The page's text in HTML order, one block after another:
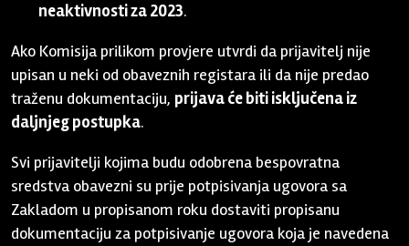
neaktivnosti za 2023.
Ako Komisija prilikom provjere utvrdi da prijavitelj nije
upisan u neki od obaveznih registara ili da nije predao
traženu dokumentaciju, prijava će biti isključena iz
daljnjeg postupka.
Svi prijavitelji kojima budu odobrena bespovratna
sredstva obavezni su prije potpisivanja ugovora sa
Zakladom u propisanom roku dostaviti propisanu
dokumentaciju za potpisivanje ugovora koja je navedena